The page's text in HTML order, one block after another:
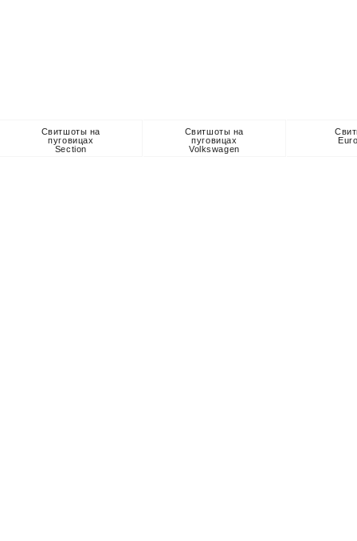
Свитшоты на
пуговицах
Section
Свитшоты на
пуговицах
Volkswagen